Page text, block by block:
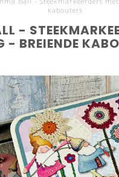
kabouters
-
- BREIENDE